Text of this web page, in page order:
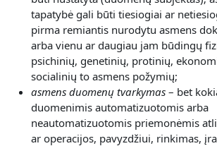
tapatybė gali būti tiesiogiai ar
pirma remiantis nurodytu asmens
arba vienu ar daugiau jam būdingų
psichinių, genetinių, protinių,
socialinių to asmens požymių;
asmens duomenų tvarkymas – bet
duomenimis automatizuotomis arba
neautomatizuotomis priemonėmis
ar operacijos, pavyzdžiui, rinkimas,